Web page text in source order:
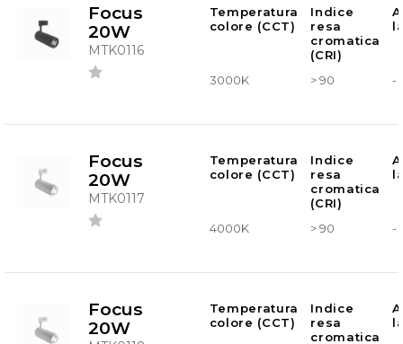
Focus
20W
MTK0116
Temperatura
colore (CCT)
Indice
resa
cromatica
(CRI)
3000K > 90 -
Focus
20W
MTK0117
Temperatura
colore (CCT)
Indice
resa
cromatica
(CRI)
4000K > 90 -
Focus
20W
Temperatura
colore (CCT)
Indice
resa
cromatica